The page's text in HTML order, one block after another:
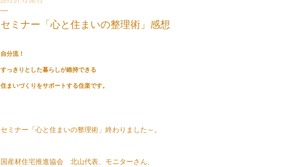
セミナー「心と住まいの整理術」感想
自分流！
すっきりとした暮らしが維持できる
住まいづくりをサポートする住楽です。
セミナー「心と住まいの整理術」終わりました～。
国産材住宅推進協会 北山代表、モニターさん、